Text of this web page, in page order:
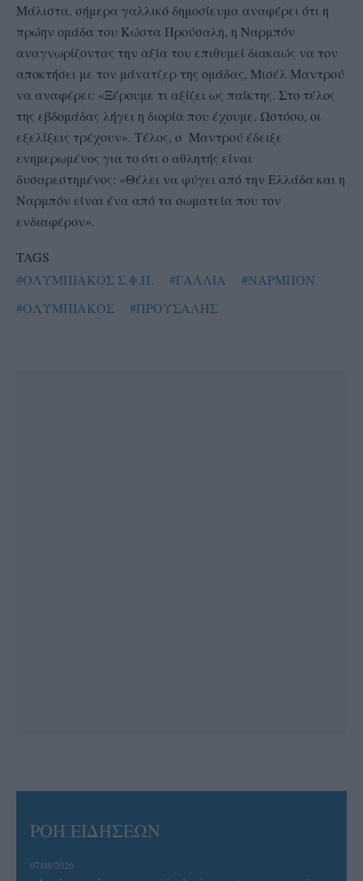
Μάλιστα, σήμερα γαλλικό δημοσίευμα αναφέρει ότι η
πρώην ομάδα του Κώστα Προύσαλη, η Ναρμπόν
αναγνωρίζοντας την αξία του επιθυμεί διακαώς να τον
αποκτήσει με τον μάνατζερ της ομάδας, Μισέλ Μαντρού
να αναφέρει: «Ξέρουμε τι αξίζει ως παίκτης. Στο τέλος
της εβδομάδας λήγει η διορία που έχουμε. Ωστόσο, οι
εξελίξεις τρέχουν». Τέλος, ο Μαντρού έδειξε
ενημερωμένος για το ότι ο αθλητής είναι
δυσαρεστημένος: «Θέλει να φύγει από την Ελλάδα και η
Ναρμπόν είναι ένα από τα σωματεία που τον
ενδιαφέρον».
TAGS
#ΟΛΥΜΠΙΑΚΟΣ Σ.Φ.Π.
#ΓΑΛΛΙΑ
#ΝΑΡΜΠΟΝ
#ΟΛΥΜΠΙΑΚΟΣ
#ΠΡΟΥΣΑΛΗΣ
ΡΟΗ ΕΙΔΗΣΕΩΝ
07/08/2026